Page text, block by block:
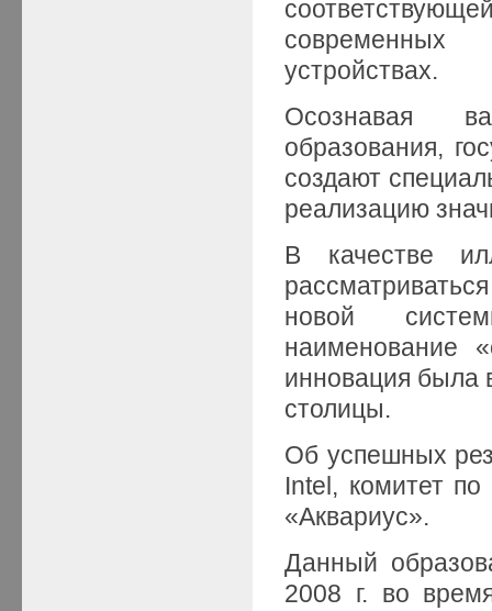
современных
устройствах.
Осознавая
образования,
создают
реализацию
В качестве
новой
наименование
инновация
столицы.
Об успешных
Intel, комитет
«Аквариус».
Данный
2008 г. во